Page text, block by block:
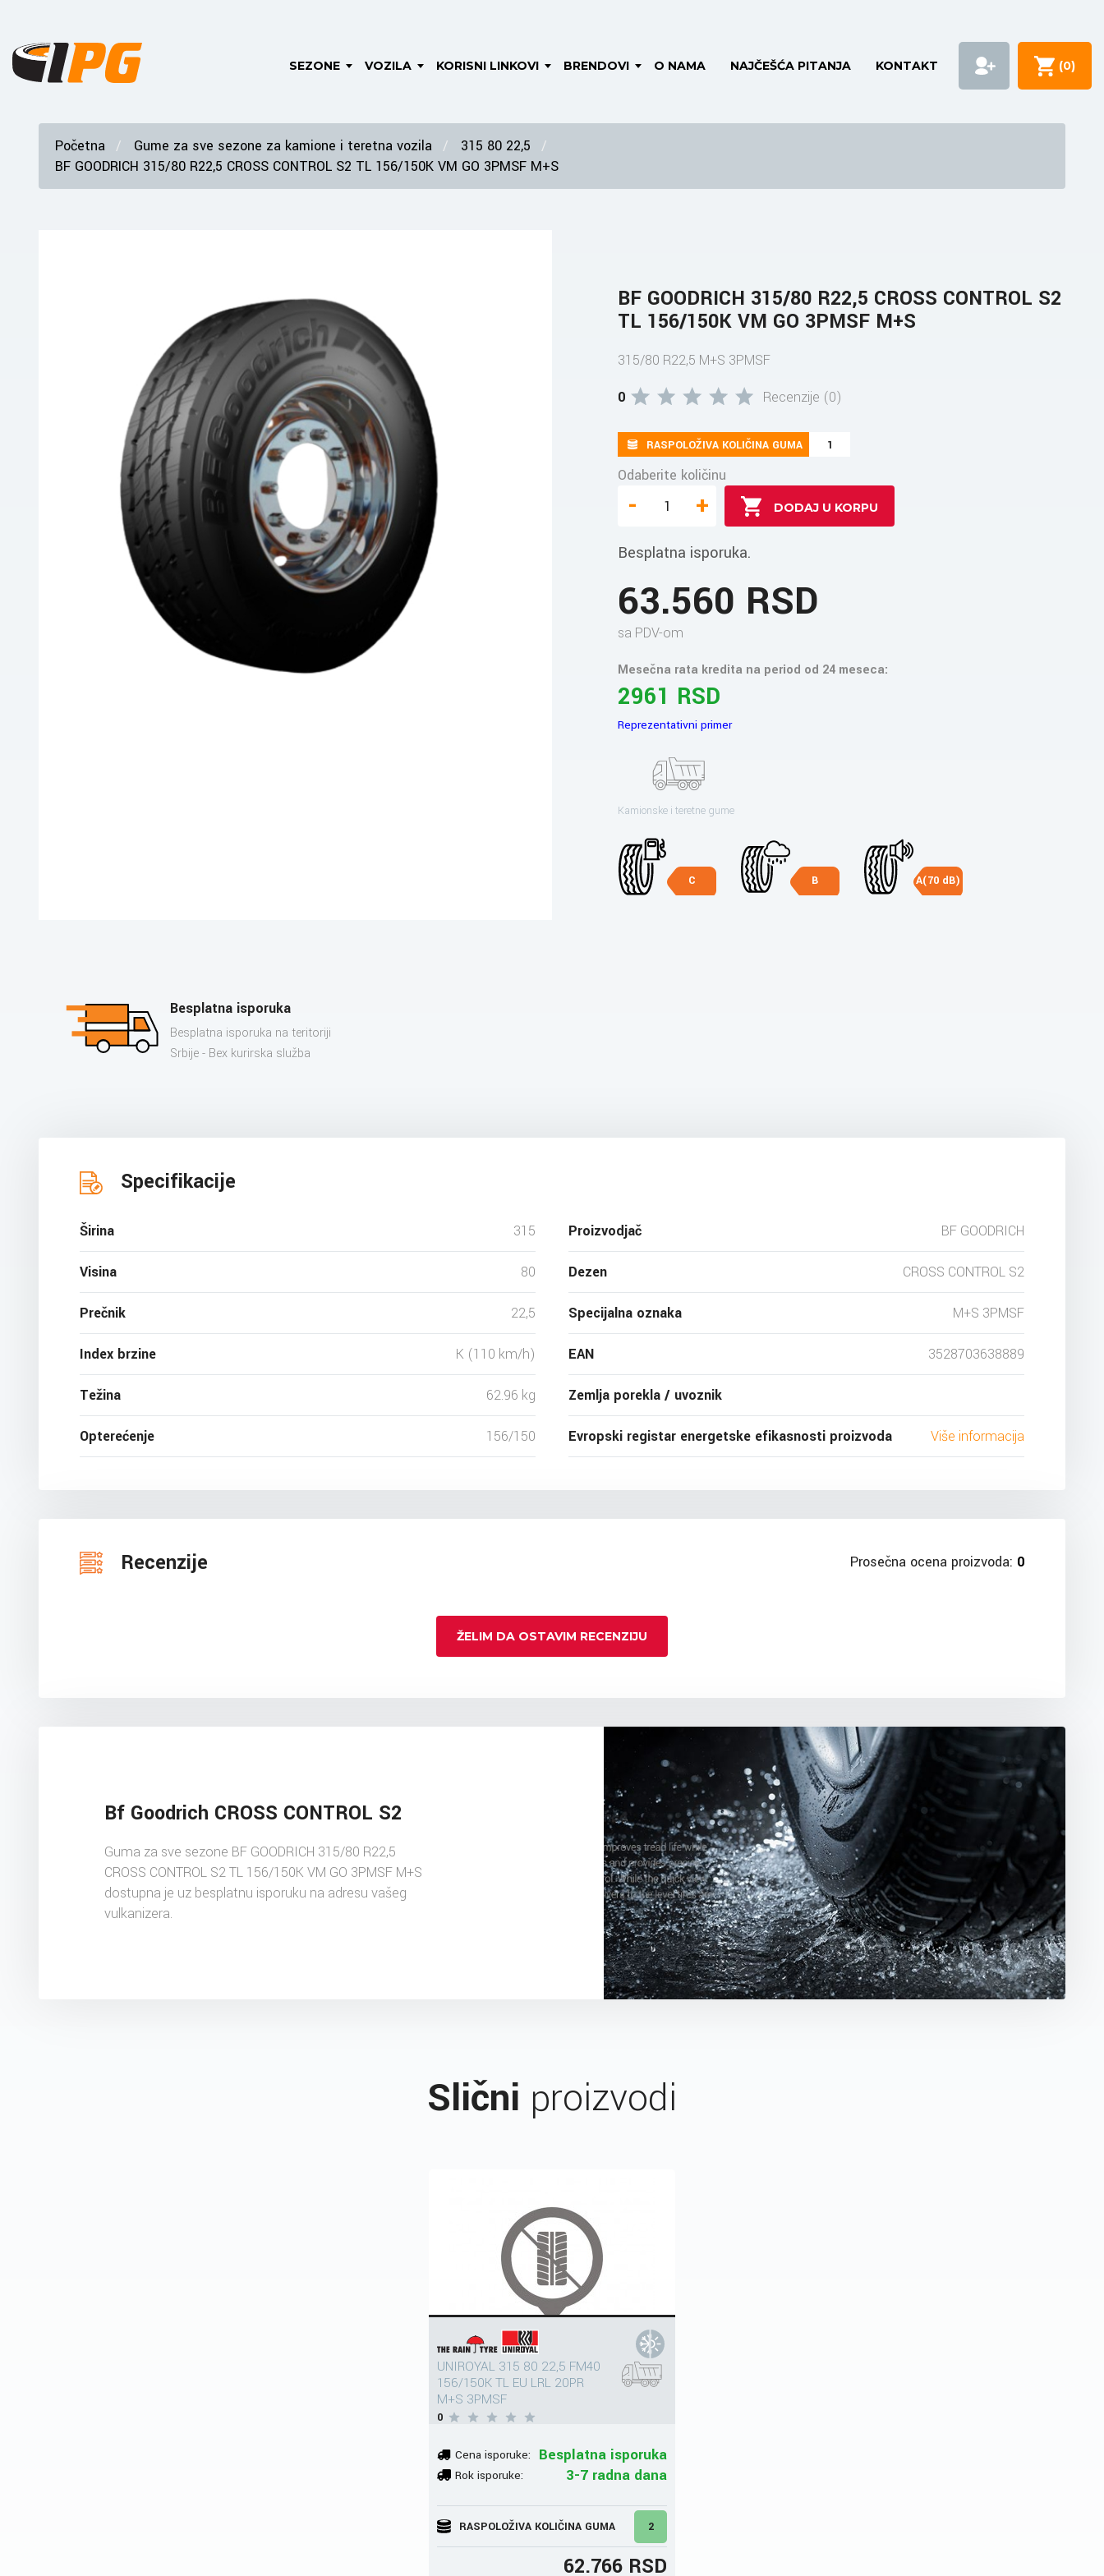
SEZONE VOZILA KORISNI LINKOVI BRENDOVI O NAMA NAJČEŠĆA PITANJA KONTAKT (0)
Početna Gume za sve sezone za kamione i teretna vozila
315 80 22,5
BF GOODRICH 315/80 R22,5 CROSS CONTROL S2 TL 156/150K VM GO 3PMSF M+S
BF GOODRICH 315/80 R22,5 CROSS CONTROL S2
TL 156/150K VM GO 3PMSF M+S
315/80 R22,5 M+S 3PMSF
0
Recenzije (0)
RASPOLOŽIVA KOLIČINA GUMA 1
Odaberite količinu
- +
Besplatna isporuka.
63.560 RSD
sa PDV-om
Mesečna rata kredita na period od 24 meseca:
2961 RSD
Reprezentativni primer
Kamionske i teretne gume
C B A(70 dB)
Besplatna isporuka
Besplatna isporuka na teritoriji
Srbije - Bex kurirska služba
Specifikacije
Širina 315
Visina 80
Prečnik 22,5
Index brzine K (110 km/h)
Težina 62.96 kg
Opterećenje 156/150
Proizvodjač BF GOODRICH
Dezen CROSS CONTROL S2
Specijalna oznaka M+S 3PMSF
EAN 3528703638889
Zemlja porekla / uvoznik
Evropski registar energetske efikasnosti proizvoda Više informacija
Recenzije Prosečna ocena proizvoda: 0
ŽELIM DA OSTAVIM RECENZIJU
Bf Goodrich CROSS CONTROL S2
Guma za sve sezone BF GOODRICH 315/80 R22,5
CROSS CONTROL S2 TL 156/150K VM GO 3PMSF M+S
dostupna je uz besplatnu isporuku na adresu vašeg
vulkanizera.
Slični proizvodi
UNIROYAL 315 80 22,5 FM40
156/150K TL EU LRL 20PR
M+S 3PMSF
0
Cena isporuke: Besplatna isporuka
Rok isporuke: 3-7 radna dana
RASPOLOŽIVA KOLIČINA GUMA 2
62.766 RSD